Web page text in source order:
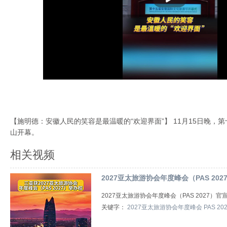
【施明德：安徽人民的笑容是最温暖的“欢迎界面”】 11月15日晚，
山开幕。
相关视频
2027亚太旅游协会年度峰会（PAS
2027亚太旅游协会年度峰会（PAS 2027）官
关键字： 2027亚太旅游协会年度峰会 PAS